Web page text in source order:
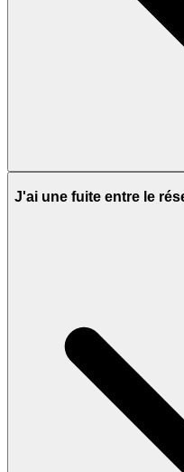
J'ai une fuite entre le